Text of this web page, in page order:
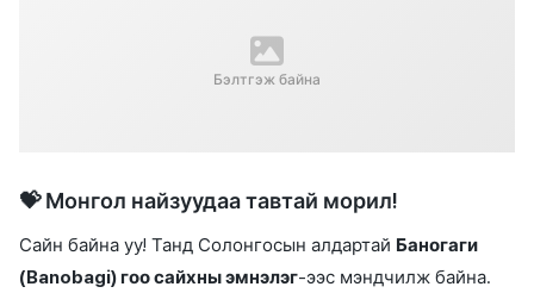
Бэлтгэж байна
💝 Монгол найзуудаа тавтай морил!
Сайн байна уу! Танд Солонгосын алдартай Баногаги
(Banobagi) гоо сайхны эмнэлэг-ээс мэндчилж байна.